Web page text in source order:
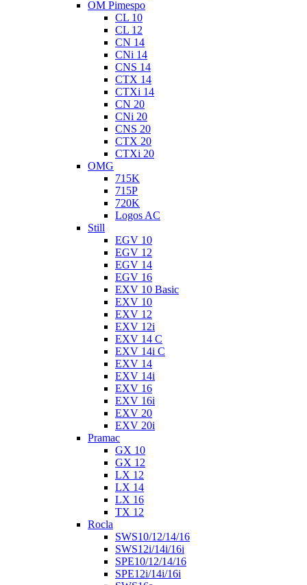
OM Pimespo
CL 10
CL 12
CN 14
CNi 14
CNS 14
CTX 14
CTXi 14
CN 20
CNi 20
CNS 20
CTX 20
CTXi 20
OMG
715K
715P
720K
Logos AC
Still
EGV 10
EGV 12
EGV 14
EGV 16
EXV 10 Basic
EXV 10
EXV 12
EXV 12i
EXV 14 C
EXV 14i C
EXV 14
EXV 14i
EXV 16
EXV 16i
EXV 20
EXV 20i
Pramac
GX 10
GX 12
LX 12
LX 14
LX 16
TX 12
Rocla
SWS10/12/14/16
SWS12i/14i/16i
SPE10/12/14/16
SPE12i/14i/16i